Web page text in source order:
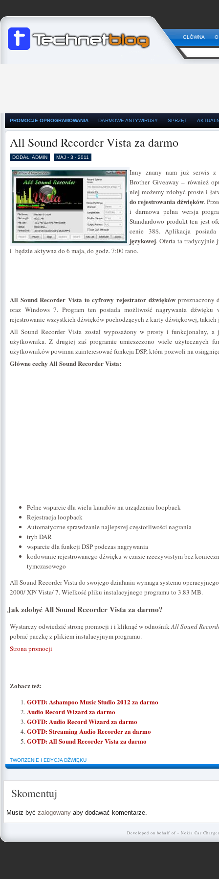
GŁÓWNA
PROMOCJE OPROGRAMOWANIA DARMOWE ANTYWIRUSY SPRZĘT
All Sound Recorder Vista za darmo
DODAŁ: ADMIN MAJ - 3 - 2011
Inny znany nam już serwis z
Brother Giveaway – również
niej możemy zdobyć proste i
do rejestrowania dźwięków.
i darmowa pełna wersja
Standardowo produkt ten jest
cenie 38$. Aplikacja
językowej. Oferta ta tradycyjnie
i będzie aktywna do 6 maja, do godz. 7:00 rano.
All Sound Recorder Vista to cyfrowy rejestrator dźwiękówprzeznaczony
oraz Windows 7. Program ten posiada możliwość nagrywania
rejestrowanie wszystkich dźwięków pochodzących z karty dźwiękowej, takich
All Sound Recorder Vista został wyposażony w prosty i funkcjonalny, a
użytkownika. Z drugiej zaś programie umieszczono wiele użytecznych
użytkowników powinna zainteresować funkcja DSP, która pozwoli na
Główne cechy All Sound Recorder Vista:
Pełne wsparcie dla wielu kanałów na urządzeniu loopback
Rejestracja loopback
Automatyczne sprawdzanie najlepszej częstotliwości nagrania
tryb DAR
wsparcie dla funkcji DSP podczas nagrywania
kodowanie rejestrowanego dźwięku w czasie rzeczywistym bez
tymczasowego
All Sound Recorder Vista do swojego działania wymaga systemu
2000/ XP/ Vista/ 7. Wielkość pliku instalacyjnego programu to 3.83 MB.
Jak zdobyć All Sound Recorder Vista za darmo?
Wystarczy odwiedzić stronę promocji i i kliknąć w odnośnikAll Sound
pobrać paczkę z plikiem instalacyjnym programu.
Strona promocji
Zobacz też:
GOTD: Ashampoo Music Studio 2012 za darmo
Audio Record Wizard za darmo
GOTD: Audio Record Wizard za darmo
GOTD: Streaming Audio Recorder za darmo
GOTD: All Sound Recorder Vista za darmo
TWORZENIE I EDYCJA DŹWIĘKU
Skomentuj
Musiz być zalogowany aby dodawać komentarze.
Developed on behalf of - Nokia Car